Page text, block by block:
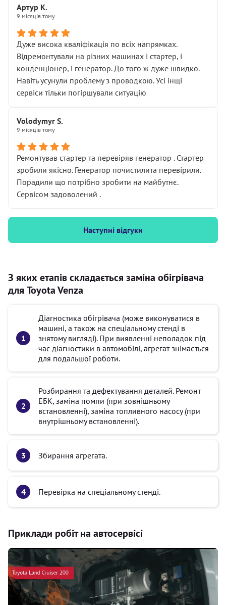
Артур К.
9 місяців тому
Дуже висока кваліфікація по всіх напрямках.
Відремонтували на різних машинах і стартер, і
конденціонер, і генератор. До того ж дуже швидко.
Навіть усунули проблему з проводкою. Усі інщі
сервіси тільки погіршували ситуацію
Volodymyr S.
9 місяців тому
Ремонтував стартер та перевіряв генератор . Стартер
зробили якісно. Генератор почистилита перевірили.
Порадили що потрібно зробити на майбутнє.
Сервісом задоволений .
Наступні відгуки
З яких етапів складається заміна обігрівача
для Toyota Venza
Діагностика обігрівача (може виконуватися в
машині, а також на спеціальному стенді в
знятому вигляді). При виявленні неполадок під
час діагностики в автомобілі, агрегат знімається
для подальшої роботи.
Розбирання та дефектування деталей. Ремонт
ЕБК, заміна помпи (при зовнішньому
встановленні), заміна топливного насосу (при
внутрішньому встановленні).
Збирання агрегата.
Перевірка на спеціальному стенді.
Приклади робіт на автосервісі